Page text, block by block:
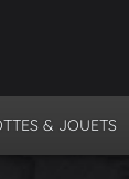
& JOUETS